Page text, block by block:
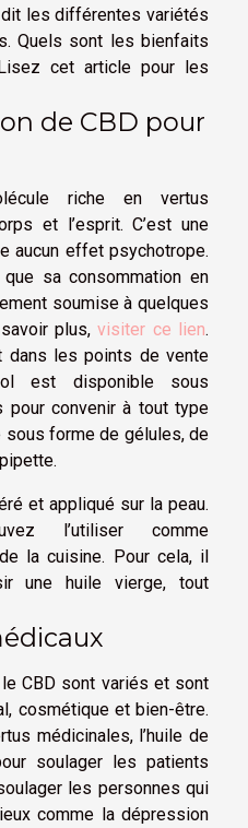
dit les différentes variétés
Quels sont les bienfaits
cet article pour les
de CBD pour
riche en vertus
et l’esprit. C’est une
aucun effet psychotrope.
sa consommation en
soumise à quelques
savoir plus,visiter ce lien.
dans les points de vente
est disponible sous
pour convenir à tout type
sous forme de gélules, de
et appliqué sur la peau.
l’utiliser comme
la cuisine. Pour cela, il
une huile vierge, tout
CBD sont variés et sont
cosmétique et bien-être.
médicinales, l’huile de
soulager les patients
les personnes qui
comme la dépression